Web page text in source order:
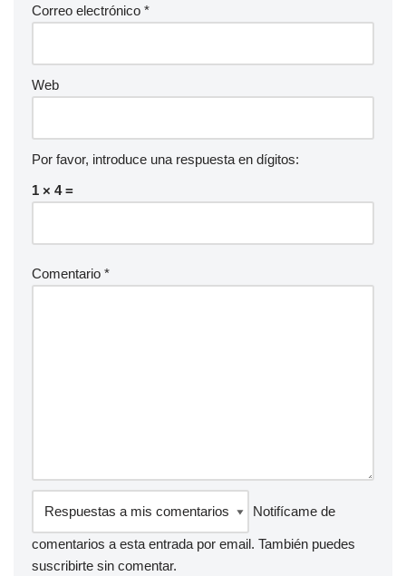
Correo electrónico *
Web
Por favor, introduce una respuesta en dígitos:
1 × 4 =
Comentario *
Notifícame de
comentarios a esta entrada por email. También puedes
suscribirte sin comentar.